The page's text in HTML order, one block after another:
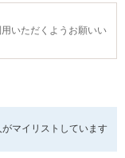
いただくようお願いい
がマイリストしています